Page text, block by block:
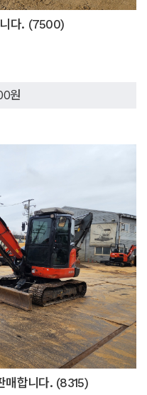
다. (7500)
원
매합니다. (8315)